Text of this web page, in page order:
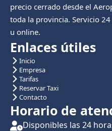
precio cerrado desde el
toda la provincia. Servicio
u online.
Enlaces útiles
Inicio
Empresa
Tarifas
Reservar Taxi
Contacto
Horario de
Disponibles las 24